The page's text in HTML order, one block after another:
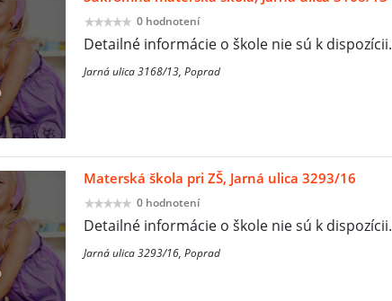
0 hodnotení
Detailné informácie o škole nie sú k dispozícii.
Jarná ulica 3168/13, Poprad
Materská škola pri ZŠ, Jarná ulica 3293/16
0 hodnotení
Detailné informácie o škole nie sú k dispozícii.
Jarná ulica 3293/16, Poprad